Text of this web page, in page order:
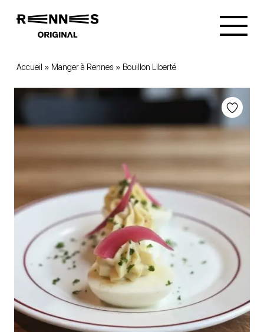
Accueil » Manger à Rennes » Bouillon Liberté